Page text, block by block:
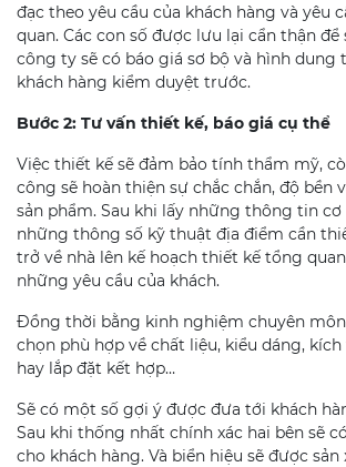
đạc theo yêu cầu của khách hàng và yêu
quan. Các con số được lưu lại cẩn thận để
công ty sẽ có báo giá sơ bộ và hình dung
khách hàng kiểm duyệt trước.
Bước 2: Tư vấn thiết kế, báo giá cụ thể
Việc thiết kế sẽ đảm bảo tính thẩm mỹ,
công sẽ hoàn thiện sự chắc chắn, độ bền
sản phẩm. Sau khi lấy những thông tin
những thông số kỹ thuật địa điểm cần
trở về nhà lên kế hoạch thiết kế tổng
những yêu cầu của khách.
Đồng thời bằng kinh nghiệm chuyên
chọn phù hợp về chất liệu, kiểu dáng,
hay lắp đặt kết hợp…
Sẽ có một số gợi ý được đưa tới khách
Sau khi thống nhất chính xác hai bên sẽ
cho khách hàng. Và biển hiệu sẽ được